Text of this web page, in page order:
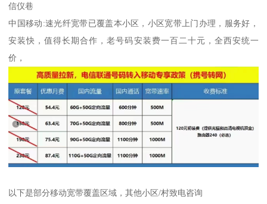
信仪巷
中国移动:速光纤宽带已覆盖本小区，小区宽带上门办理，服务好，
安装快，值得长期合作，老号码安装费一百二十元，全西安统一
价，
以下是部分移动宽带覆盖区域，其他小区/村致电咨询